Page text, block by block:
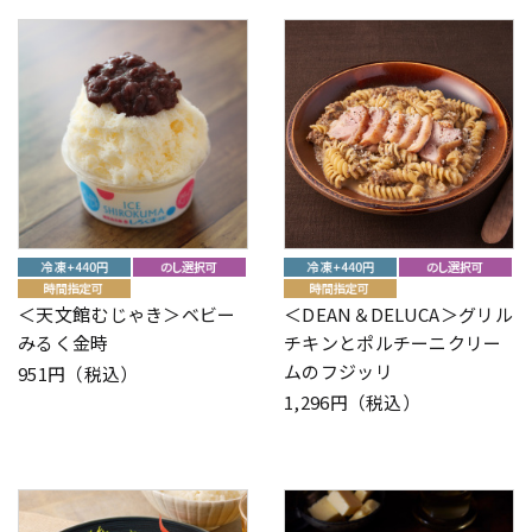
＜天文館むじゃき＞ベビー
みるく金時
951円（税込）
＜DEAN＆DELUCA＞グリル
チキンとポルチーニクリー
ムのフジッリ
1,296円（税込）